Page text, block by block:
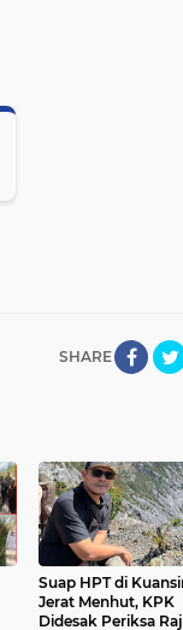
SHARE
Suap HPT di
Jerat Menhut, KPK
Didesak Periksa